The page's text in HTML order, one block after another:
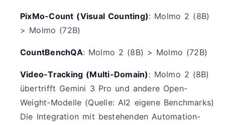
PixMo-Count (Visual Counting): Molmo 2 (8B)
> Molmo (72B)
CountBenchQA: Molmo 2 (8B) > Molmo (72B)
Video-Tracking (Multi-Domain) : Molmo 2 (8B)
übertrifft Gemini 3 Pro und andere Open-
Weight-Modelle (Quelle: AI2 eigene Benchmarks)
Die Integration mit bestehenden Automation-